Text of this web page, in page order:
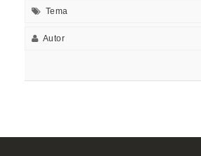
Tema
Autor